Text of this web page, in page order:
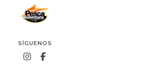
SÍGUENOS